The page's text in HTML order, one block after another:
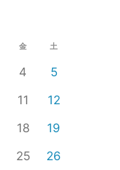
金 土
4
5
11
12
18
19
25
26